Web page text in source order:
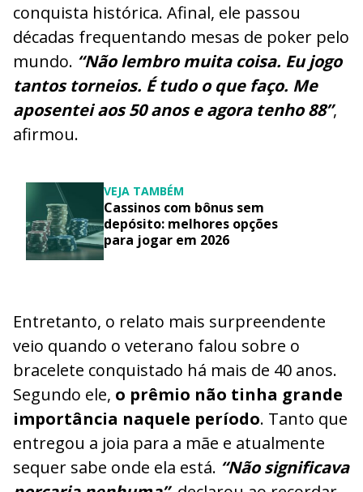
conquista histórica. Afinal, ele passou
décadas frequentando mesas de poker pelo
mundo. “Não lembro muita coisa. Eu jogo
tantos torneios. É tudo o que faço. Me
aposentei aos 50 anos e agora tenho 88”,
afirmou.
VEJA TAMBÉM
Cassinos com bônus sem
depósito: melhores opções
para jogar em 2026
Entretanto, o relato mais surpreendente
veio quando o veterano falou sobre o
bracelete conquistado há mais de 40 anos.
Segundo ele, o prêmio não tinha grande
importância naquele período. Tanto que
entregou a joia para a mãe e atualmente
sequer sabe onde ela está. “Não significava